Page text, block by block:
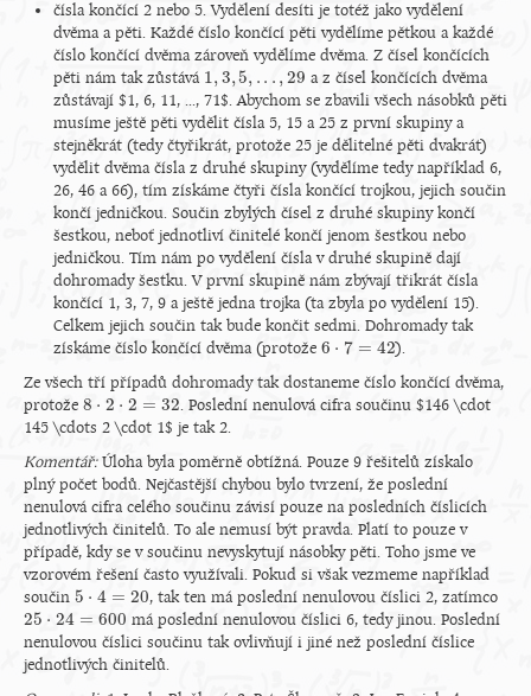
čísla končící 2 nebo 5. Vydělení desíti je totéž jako vydělení
dvěma a pěti. Každé číslo končící pěti vydělíme pětkou a každé
číslo končící dvěma zároveň vydělíme dvěma. Z čísel končících
pěti nám tak zůstává 1, 3,5, . . . , 29
1,3,5,..., 29
a z čísel končících dvěma
zůstávají $1, 6, 11, ..., 71$. Abychom se zbavili všech násobků pěti
musíme ještě pěti vydělit čísla 5, 15 a 25 z první skupiny a
stejněkrát (tedy čtyřikrát, protože 25 je dělitelné pěti dvakrát)
vydělit dvěma čísla z druhé skupiny (vydělíme tedy například 6,
26, 46 a 66), tím získáme čtyři čísla končící trojkou, jejich součin
končí jedničkou. Součin zbylých čísel z druhé skupiny končí
šestkou, neboť jednotliví činitelé končí jenom šestkou nebo
jedničkou. Tím nám po vydělení čísla v druhé skupině dají
dohromady šestku. V první skupině nám zbývají třikrát čísla
končící 1, 3, 7, 9 a ještě jedna trojka (ta zbyla po vydělení 15).
Celkem jejich součin tak bude končit sedmi. Dohromady tak
získáme číslo končící dvěma (protože 6 ⋅ 7 = 42
6 7 =42
).
Ze všech tří případů dohromady tak dostaneme číslo končící dvěma,
protože 8 ⋅ 2 ⋅ 2 = 32
8 2 ⋅2 = 32
. Poslední nenulová cifra součinu $146 \cdot
145 \cdots 2 \cdot 1$ je tak 2.
Komentář:Úloha byla poměrně obtížná. Pouze 9 řešitelů získalo
plný počet bodů. Nejčastější chybou bylo tvrzení, že poslední
nenulová cifra celého součinu závisí pouze na posledních číslicích
jednotlivých činitelů. To ale nemusí být pravda. Platí to pouze v
případě, kdy se v součinu nevyskytují násobky pěti. Toho jsme ve
vzorovém řešení často využívali. Pokud si však vezmeme například
součin 5 ⋅ 4 = 20
5 4 =20 , tak ten má poslední nenulovou číslici 2, zatímco
25 ⋅ 24 = 600
25⋅ 24=600
má poslední nenulovou číslici 6, tedy jinou. Poslední
nenulovou číslici součinu tak ovlivňují i jiné než poslední číslice
jednotlivých činitelů.